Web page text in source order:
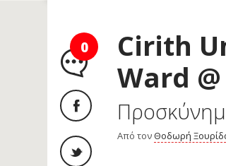
0
Cirith
Ward
Από τονΘοδωρή